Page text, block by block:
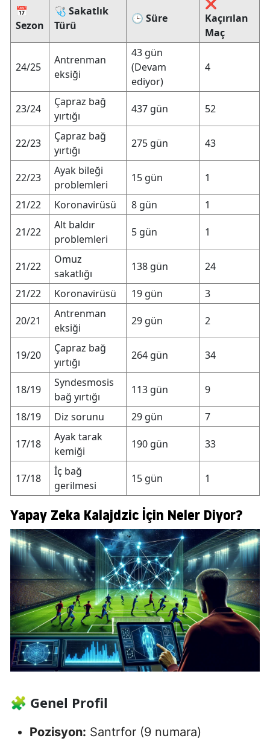
📅
Sezon
🩺 Sakatlık
Türü
🕒 Süre
❌
Kaçırılan
Maç
24/25
Antrenman
eksiği
43 gün
(Devam
ediyor)
4
23/24
Çapraz bağ
yırtığı
437 gün 52
22/23
Çapraz bağ
yırtığı
275 gün 43
22/23
Ayak bileği
problemleri
15 gün 1
21/22 Koronavirüsü 8 gün 1
21/22
Alt baldır
problemleri
5 gün 1
21/22
Omuz
sakatlığı
138 gün 24
21/22 Koronavirüsü 19 gün 3
20/21
Antrenman
eksiği
29 gün 2
19/20
Çapraz bağ
yırtığı
264 gün 34
18/19
Syndesmosis
bağ yırtığı
113 gün 9
18/19 Diz sorunu 29 gün 7
17/18
Ayak tarak
kemiği
190 gün 33
17/18
İç bağ
gerilmesi
15 gün 1
Yapay Zeka Kalajdzic İçin Neler Diyor?
🧩 Genel Profil
Pozisyon: Santrfor (9 numara)